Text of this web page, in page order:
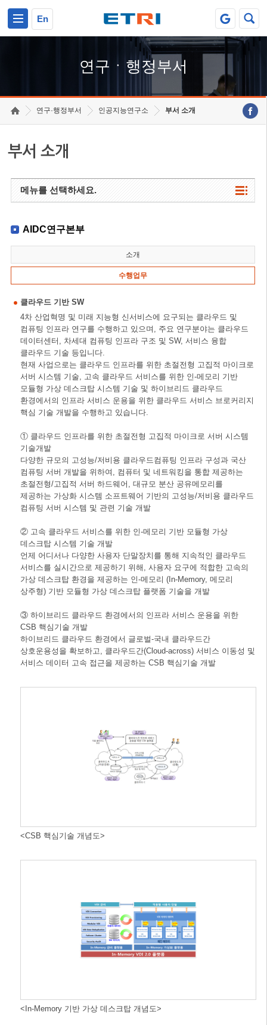
En
연구ㆍ행정부서
연구·행정부서 인공지능연구소 부서 소개
부서 소개
메뉴를 선택하세요.
AIDC연구본부
소개
수행업무
클라우드 기반 SW
4차 산업혁명 및 미래 지능형 신서비스에 요구되는 클라우드 및
컴퓨팅 인프라 연구를 수행하고 있으며, 주요 연구분야는 클라우드
데이터센터, 차세대 컴퓨팅 인프라 구조 및 SW, 서비스 융합
클라우드 기술 등입니다.
현재 사업으로는 클라우드 인프라를 위한 초절전형 고집적 마이크로
서버 시스템 기술, 고속 클라우드 서비스를 위한 인-메모리 기반
모듈형 가상 데스크탑 시스템 기술 및 하이브리드 클라우드
환경에서의 인프라 서비스 운용을 위한 클라우드 서비스 브로커리지
핵심 기술 개발을 수행하고 있습니다.
① 클라우드 인프라를 위한 초절전형 고집적 마이크로 서버 시스템
기술개발
다양한 규모의 고성능/저비용 클라우드컴퓨팅 인프라 구성과 국산
컴퓨팅 서버 개발을 위하여, 컴퓨터 및 네트워킹을 통합 제공하는
초절전형/고집적 서버 하드웨어, 대규모 분산 공유메모리를
제공하는 가상화 시스템 소프트웨어 기반의 고성능/저비용 클라우드
컴퓨팅 서버 시스템 및 관련 기술 개발
② 고속 클라우드 서비스를 위한 인-메모리 기반 모듈형 가상
데스크탑 시스템 기술 개발
언제 어디서나 다양한 사용자 단말장치를 통해 지속적인 클라우드
서비스를 실시간으로 제공하기 위해, 사용자 요구에 적합한 고속의
가상 데스크탑 환경을 제공하는 인-메모리 (In-Memory, 메모리
상주형) 기반 모듈형 가상 데스크탑 플랫폼 기술을 개발
③ 하이브리드 클라우드 환경에서의 인프라 서비스 운용을 위한
CSB 핵심기술 개발
하이브리드 클라우드 환경에서 글로벌-국내 클라우드간
상호운용성을 확보하고, 클라우드간(Cloud-across) 서비스 이동성 및
서비스 데이터 고속 접근을 제공하는 CSB 핵심기술 개발
<CSB 핵심기술 개념도>
<In-Memory 기반 가상 데스크탑 개념도>